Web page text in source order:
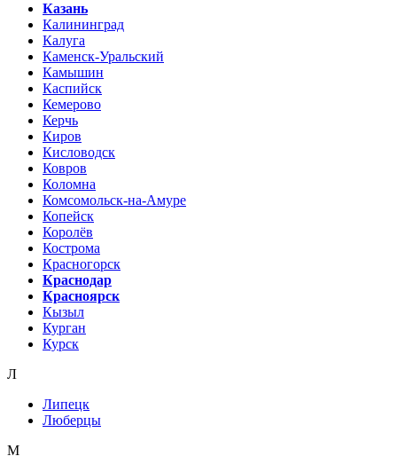
Казань
Калининград
Калуга
Каменск-Уральский
Камышин
Каспийск
Кемерово
Керчь
Киров
Кисловодск
Ковров
Коломна
Комсомольск-на-Амуре
Копейск
Королёв
Кострома
Красногорск
Краснодар
Красноярск
Кызыл
Курган
Курск
Л
Липецк
Люберцы
М